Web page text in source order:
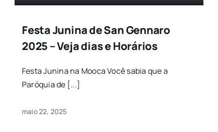
Festa Junina de San Gennaro
2025 – Veja dias e Horários
Festa Junina na Mooca Você sabia que a
Paróquia de [...]
maio 22, 2025